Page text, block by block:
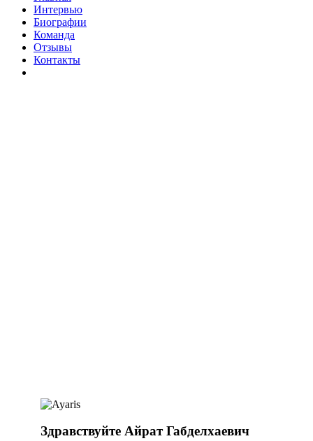
Интервью
Биографии
Команда
Отзывы
Контакты
Здравствуйте Айрат Габделхаевич